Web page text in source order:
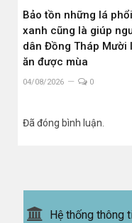
Bảo tồn những lá phổi
xanh cũng là giúp
dân Đồng Tháp Mười
ăn được mùa
04/08/2026 0
Đã đóng bình luận.
Hệ thống thông